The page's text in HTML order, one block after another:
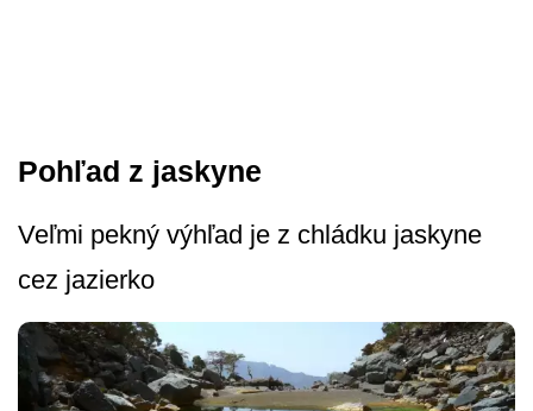
Pohľad z jaskyne
Veľmi pekný výhľad je z chládku jaskyne
cez jazierko